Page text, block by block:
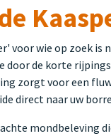
voor wie op zoek is
door de korte
zorgt voor een
direct naar uw
mondbeleving